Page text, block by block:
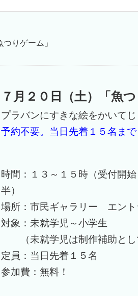
りゲーム」
７月２０日（土）「魚
プラバンにすきな絵をかいて
予約不要。当日先着１５名まで
時間：１３～１５時（受付開
半）
場所：市民ギャラリー エント
対象：未就学児～小学生
（未就学児は制作補助とし
定員：当日先着１５名
参加費：無料！